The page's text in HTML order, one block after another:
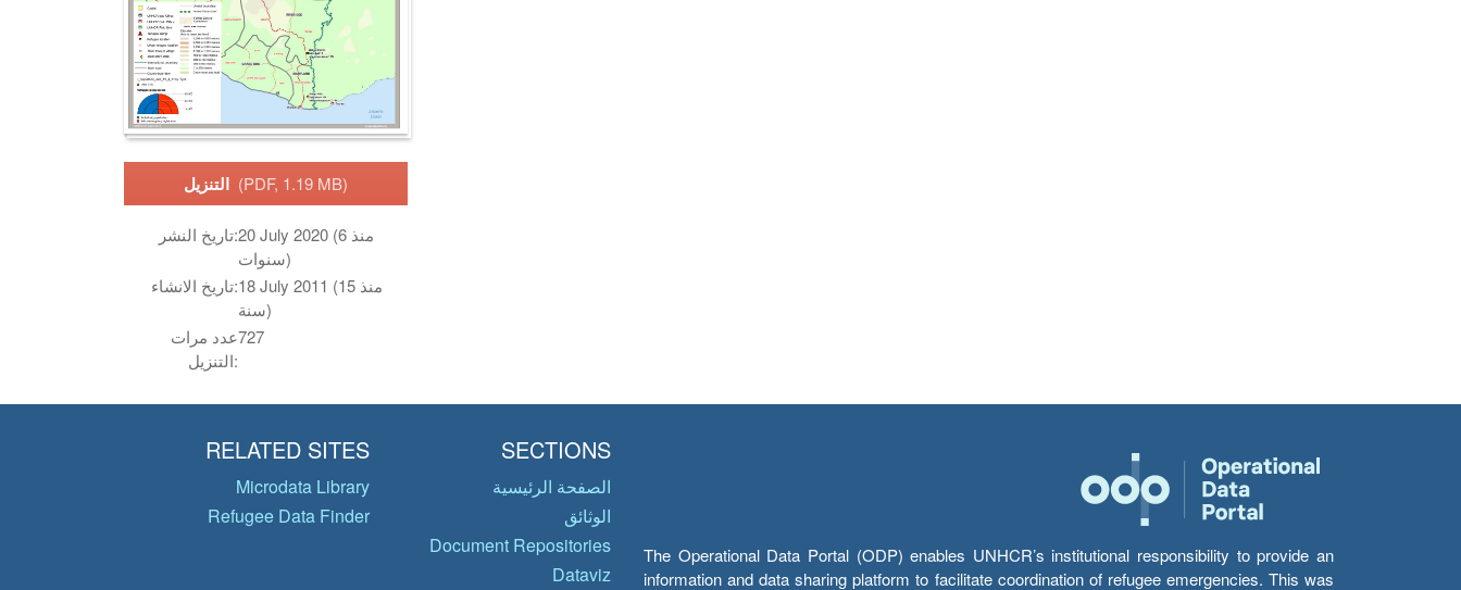
(PDF, 1.19 MB)
تاريخ النشر:20 July 2020 (منذ 6
سنوات)
تاريخ الانشاء:18 July 2011 (منذ 15
سنة)
عدد مرات
التنزيل:
727
The Operational Data Portal (ODP) enables UNHCR’s institutional responsibility to provide an
information and data sharing platform to facilitate coordination of refugee emergencies. This was
SECTIONS
الصفحة الرئيسية
الوثائق
Document Repositories
Dataviz
RELATED SITES
Microdata Library
Refugee Data Finder